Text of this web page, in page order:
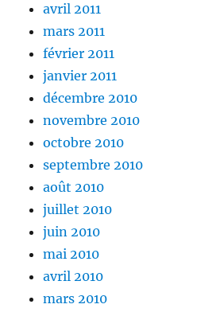
avril 2011
mars 2011
février 2011
janvier 2011
décembre 2010
novembre 2010
octobre 2010
septembre 2010
août 2010
juillet 2010
juin 2010
mai 2010
avril 2010
mars 2010